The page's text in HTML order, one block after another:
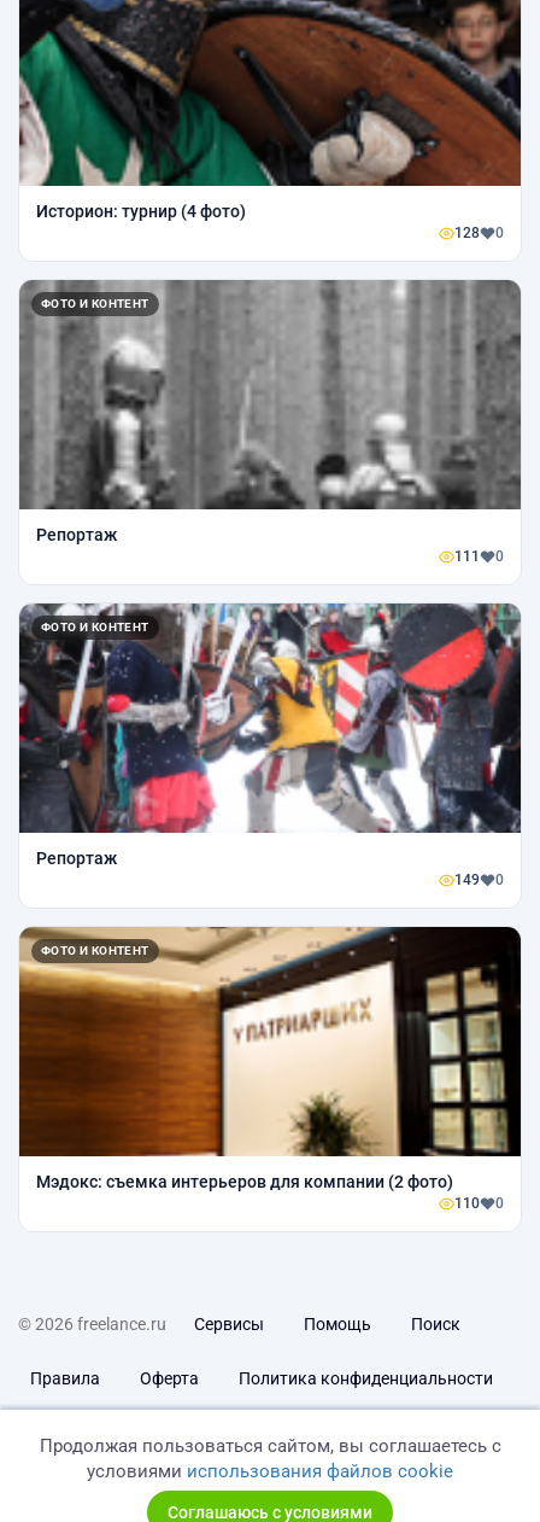
Историон: турнир (4 фото)
128 0
ФОТО И КОНТЕНТ
Репортаж
111 0
ФОТО И КОНТЕНТ
Репортаж
149 0
ФОТО И КОНТЕНТ
Мэдокс: съемка интерьеров для компании (2 фото)
110 0
© 2026 freelance.ru Сервисы Помощь Поиск
Правила Оферта Политика конфиденциальности
Продолжая пользоваться сайтом, вы соглашаетесь с
условиями использования файлов cookie
Соглашаюсь с условиями